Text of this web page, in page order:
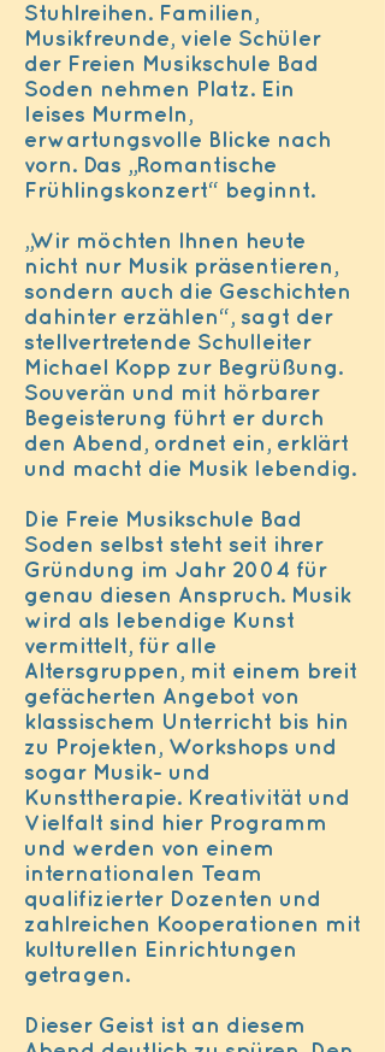
Stuhlreihen. Familien,
Musikfreunde, viele Schüler
der Freien Musikschule Bad
Soden nehmen Platz. Ein
leises Murmeln,
erwartungsvolle Blicke nach
vorn. Das „Romantische
Frühlingskonzert“ beginnt.
„Wir möchten Ihnen heute
nicht nur Musik präsentieren,
sondern auch die Geschichten
dahinter erzählen“, sagt der
stellvertretende Schulleiter
Michael Kopp zur Begrüßung.
Souverän und mit hörbarer
Begeisterung führt er durch
den Abend, ordnet ein, erklärt
und macht die Musik lebendig.
Die Freie Musikschule Bad
Soden selbst steht seit ihrer
Gründung im Jahr 2004 für
genau diesen Anspruch. Musik
wird als lebendige Kunst
vermittelt, für alle
Altersgruppen, mit einem breit
gefächerten Angebot von
klassischem Unterricht bis hin
zu Projekten, Workshops und
sogar Musik- und
Kunsttherapie. Kreativität und
Vielfalt sind hier Programm
und werden von einem
internationalen Team
qualifizierter Dozenten und
zahlreichen Kooperationen mit
kulturellen Einrichtungen
getragen.
Dieser Geist ist an diesem